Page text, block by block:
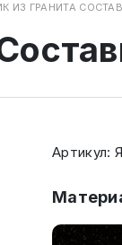
ИЗ ГРАНИТА
Артикул: